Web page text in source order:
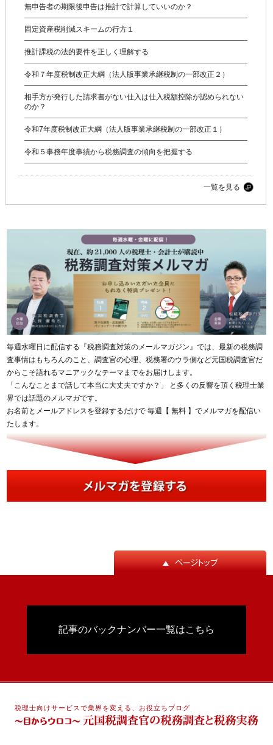
無申告者の期限後申告は推計で計算していいのか？
固定資産税削減スキームの行方１
推計課税の法的要件を正しく理解する
令和７年度税制改正大綱（法人版事業承継税制の一部改正２）
相手方が発行した請求書がない仕入は仕入税額控除が認められない
のか？
令和7年度税制改正大綱（法人版事業承継税制の一部改正１）
令和５事務年度事績から税務調査の傾向を把握する
一覧を見る
毎週水曜日に配信する『税務調査対策のメールマガジン』では、最新の税務調
査事情はもちろんのこと、調査官の心理、税務署のウラ側など元国税調査官だ
からこそ語れるマニアックなテーマまでをお届けします。
「こんなことまで話して本当に大丈夫ですか？」 と多くの反響を頂く税理士業
界では話題のメルマガです。
お名前とメールアドレスを登録するだけで 毎週【 無料 】でメルマガを配信い
たします。
記事のバックナンバー一覧はこちら
税理士向けサービスで業界を変える、お役立ちブログ